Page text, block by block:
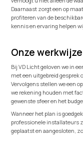
Daarnaast zorgt een op
profiteren van de
kennis en ervaring helpen
Onze werkwijze
Bij VD Licht geloven we in
met een uitgebreid gesprek
Vervolgens stellen we een
we rekening houden met
gewenste sfeer en het
Wanneer het plan is
professionele installateurs
geplaatst en aangesloten,